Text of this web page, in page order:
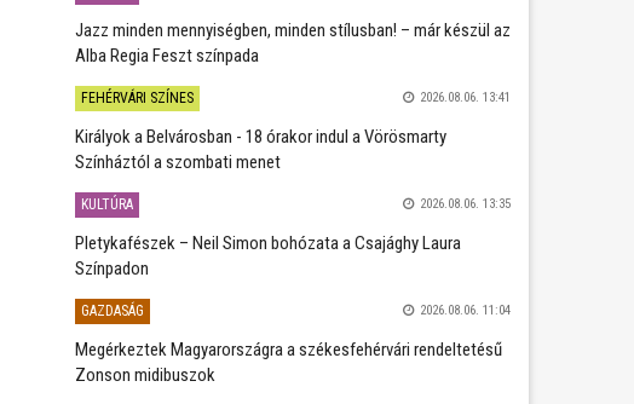
Jazz minden mennyiségben, minden stílusban! – már készül az
Alba Regia Feszt színpada
FEHÉRVÁRI SZÍNES 2026.08.06. 13:41
Királyok a Belvárosban - 18 órakor indul a Vörösmarty
Színháztól a szombati menet
KULTÚRA 2026.08.06. 13:35
Pletykafészek – Neil Simon bohózata a Csajághy Laura
Színpadon
GAZDASÁG 2026.08.06. 11:04
Megérkeztek Magyarországra a székesfehérvári rendeltetésű
Zonson midibuszok